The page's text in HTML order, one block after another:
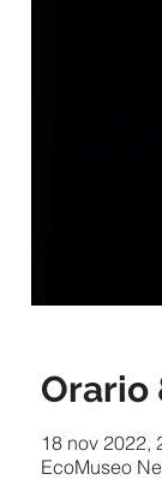
Orario
18 nov 2022,
EcoMuseo